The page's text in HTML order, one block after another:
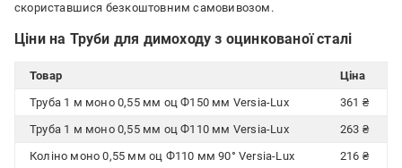
скориставшися безкоштовним самовивозом.
Ціни на Труби для димоходу з оцинкованої сталі
Товар
Ціна
Труба 1 м моно 0,55 мм оц Ф150 мм Versia-Lux
361 ₴
Труба 1 м моно 0,55 мм оц Ф110 мм Versia-Lux
263 ₴
Коліно моно 0,55 мм оц Ф110 мм 90° Versia-Lux
216 ₴